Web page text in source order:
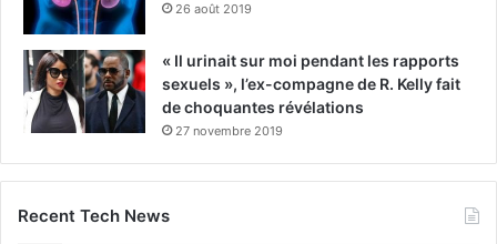
26 août 2019
« Il urinait sur moi pendant les rapports
sexuels », l’ex-compagne de R. Kelly fait
de choquantes révélations
27 novembre 2019
Recent Tech News